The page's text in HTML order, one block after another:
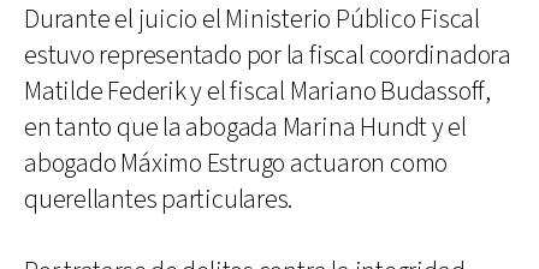
Durante el juicio el Ministerio Público Fiscal
estuvo representado por la fiscal coordinadora
Matilde Federik y el fiscal Mariano Budassoff,
en tanto que la abogada Marina Hundt y el
abogado Máximo Estrugo actuaron como
querellantes particulares.